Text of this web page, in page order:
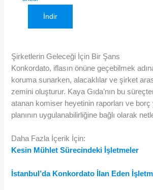
İndir
Şirketlerin Geleceği İçin Bir Şans
Konkordato, iflasın önüne geçebilmek
koruma sunarken, alacaklılar ve şirket
zemini oluşturur. Kaya Gıda’nın bu
atanan komiser heyetinin raporları ve borç
planının uygulanabilirliğine bağlı olarak
Daha Fazla İçerik İçin:
Kesin Mühlet Sürecindeki İşletmeler
İstanbul’da Konkordato İlan Eden